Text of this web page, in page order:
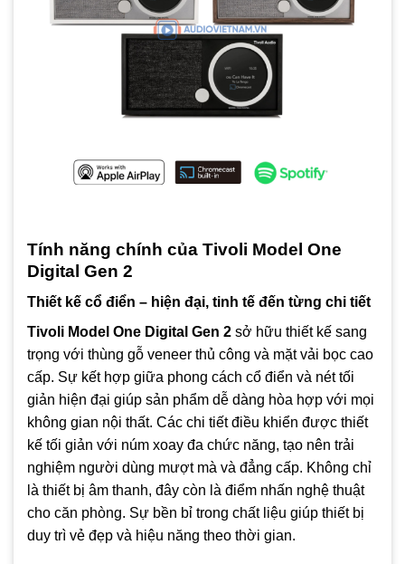
Tính năng chính của Tivoli Model One
Digital Gen 2
Thiết kế cổ điển – hiện đại, tinh tế đến từng chi tiết
Tivoli Model One Digital Gen 2 sở hữu thiết kế sang
trọng với thùng gỗ veneer thủ công và mặt vải bọc cao
cấp. Sự kết hợp giữa phong cách cổ điển và nét tối
giản hiện đại giúp sản phẩm dễ dàng hòa hợp với mọi
không gian nội thất. Các chi tiết điều khiển được thiết
kế tối giản với núm xoay đa chức năng, tạo nên trải
nghiệm người dùng mượt mà và đẳng cấp. Không chỉ
là thiết bị âm thanh, đây còn là điểm nhấn nghệ thuật
cho căn phòng. Sự bền bỉ trong chất liệu giúp thiết bị
duy trì vẻ đẹp và hiệu năng theo thời gian.